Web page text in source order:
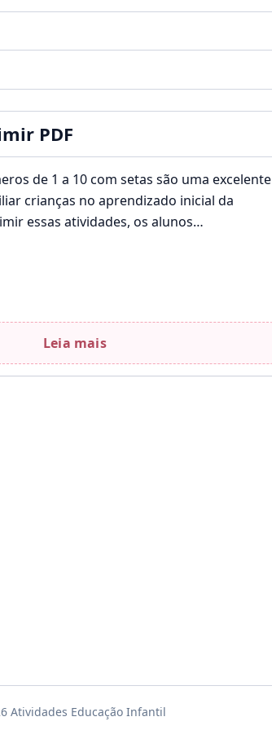
PDF
de 1 a 10 com setas são uma excelente
crianças no aprendizado inicial da
essas atividades, os alunos…
Leia mais
Atividades Educação Infantil